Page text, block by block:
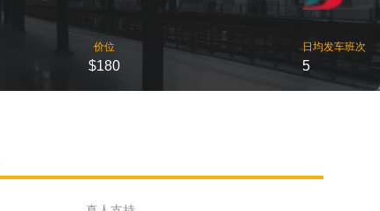
价位
$180
日均发车班次
5